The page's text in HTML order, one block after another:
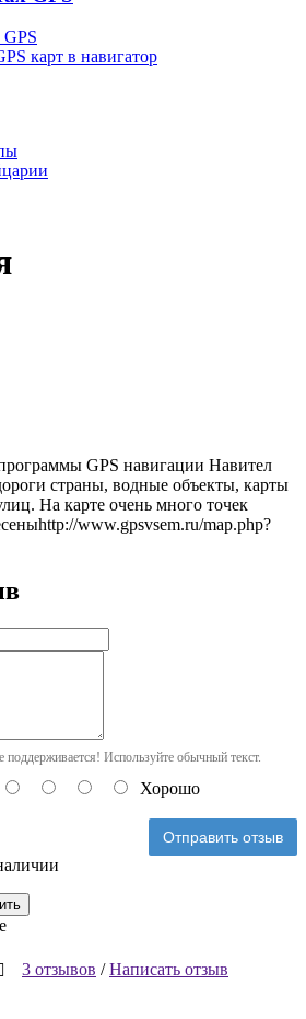
карт в навигатор
GPS навигации Навител
страны, водные объекты, карты
На карте очень много точек
http://www.gpsvsem.ru/map.php?
поддерживается! Используйте обычный текст.
Хорошо
Отправить отзыв
3 отзывов /Написать отзыв